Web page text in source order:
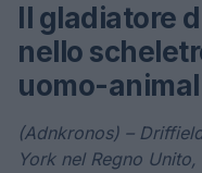
Il gladiatore
nello
uomo-
(Adnkronos) –
York nel Regno